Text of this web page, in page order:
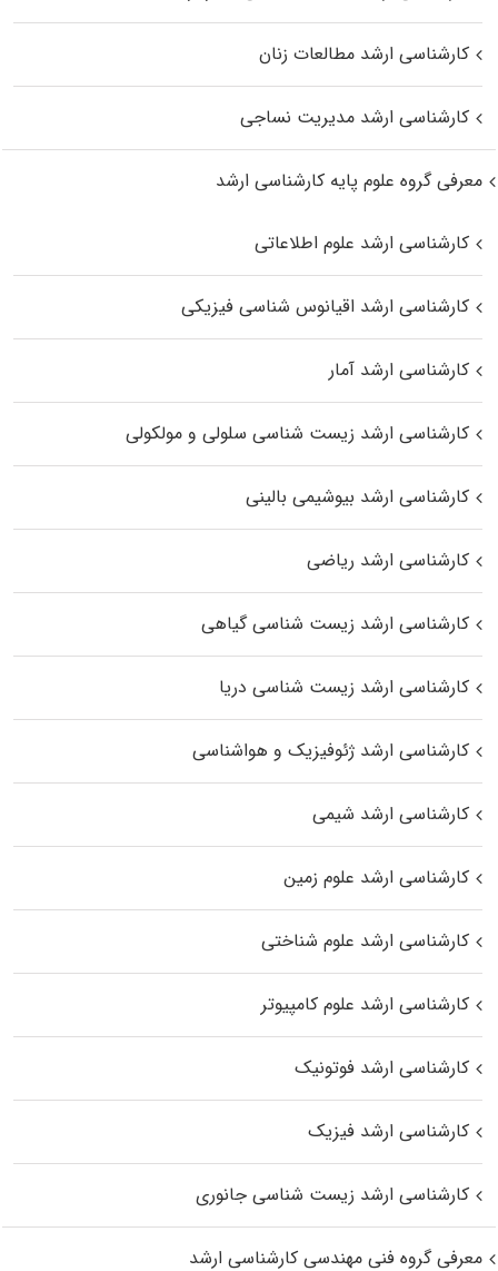
کارشناسی ارشد مطالعات زنان
کارشناسی ارشد مدیریت نساجی
معرفی گروه علوم پایه کارشناسی ارشد
کارشناسی ارشد علوم اطلاعاتی
کارشناسی ارشد اقیانوس‌ شناسی فیزیکی
کارشناسی ارشد آمار
کارشناسی ارشد زیست شناسی سلولی و مولکولی
کارشناسی ارشد بیوشیمی بالینی
کارشناسی ارشد ریاضی
کارشناسی ارشد زیست‌ شناسی گیاهی
کارشناسی ارشد زیست‌ شناسی دریا
کارشناسی ارشد ژئوفیزیک و هواشناسی
کارشناسی ارشد شیمی
کارشناسی ارشد علوم زمین
کارشناسی ارشد علوم شناختی
کارشناسی ارشد علوم کامپیوتر
کارشناسی ارشد فوتونیک
کارشناسی ارشد فیزیک
کارشناسی ارشد زیست‌ شناسی جانوری
معرفی گروه فنی مهندسی کارشناسی ارشد